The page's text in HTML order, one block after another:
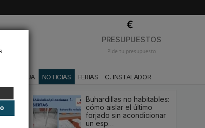
PRESUPUESTOS
Pide tu presupuesto
Y AGUA NOTICIAS FERIAS C. INSTALADOR
a
Buhardillas no habitables:
cómo aislar el último
forjado sin acondicionar
un esp…